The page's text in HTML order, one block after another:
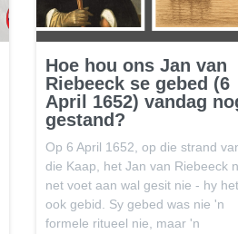
Hoe hou ons Jan van
Riebeeck se gebed (6
April 1652) vandag
gestand?
Op 6 April 1652, op die strand
die Kaap, het Jan van Riebeeck
net voet aan wal gesit nie - hy het
ook gebid. Sy gebed was nie 'n
formele ritueel nie, maar 'n